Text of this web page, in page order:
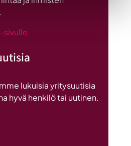
sivulle
lukuisia yritysuutisia
hyvä henkilö tai uutinen.